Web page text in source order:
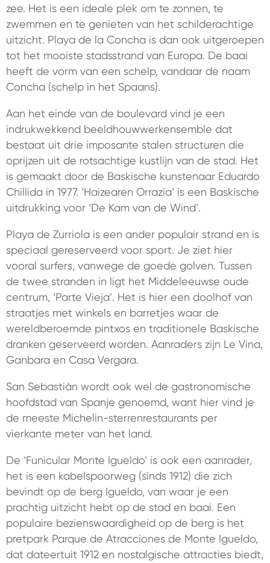
zee. Het is een ideale plek om te zonnen, te
zwemmen en te genieten van het schilderachtige
uitzicht. Playa de la Concha is dan ook uitgeroepen
tot het mooiste stadsstrand van Europa. De baai
heeft de vorm van een schelp, vandaar de naam
Concha (schelp in het Spaans).
Aan het einde van de boulevard vind je een
indrukwekkend beeldhouwwerkensemble dat
bestaat uit drie imposante stalen structuren die
oprijzen uit de rotsachtige kustlijn van de stad. Het
is gemaakt door de Baskische kunstenaar Eduardo
Chillida in 1977. ‘Haizearen Orrazia’ is een Baskische
uitdrukking voor ‘De Kam van de Wind’.
Playa de Zurriola is een ander populair strand en is
speciaal gereserveerd voor sport. Je ziet hier
vooral surfers, vanwege de goede golven. Tussen
de twee stranden in ligt het Middeleeuwse oude
centrum, ‘Parte Vieja’. Het is hier een doolhof van
straatjes met winkels en barretjes waar de
wereldberoemde pintxos en traditionele Baskische
dranken geserveerd worden. Aanraders zijn Le Vina,
Ganbara en Casa Vergara.
San Sebastián wordt ook wel de gastronomische
hoofdstad van Spanje genoemd, want hier vind je
de meeste Michelin-sterrenrestaurants per
vierkante meter van het land.
De ‘Funicular Monte Igueldo’ is ook een aanrader,
het is een kabelspoorweg (sinds 1912) die zich
bevindt op de berg Igueldo, van waar je een
prachtig uitzicht hebt op de stad en baai. Een
populaire bezienswaardigheid op de berg is het
pretpark Parque de Atracciones de Monte Igueldo,
dat dateertuit 1912 en nostalgische attracties biedt,